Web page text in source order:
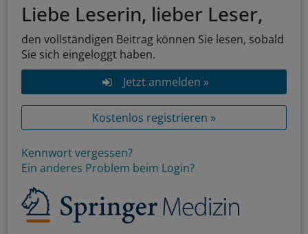
Liebe Leserin, lieber Leser,
den vollständigen Beitrag können Sie lesen, sobald
Sie sich eingeloggt haben.
Jetzt anmelden »
Kostenlos registrieren »
Kennwort vergessen?
Ein anderes Problem beim Login?